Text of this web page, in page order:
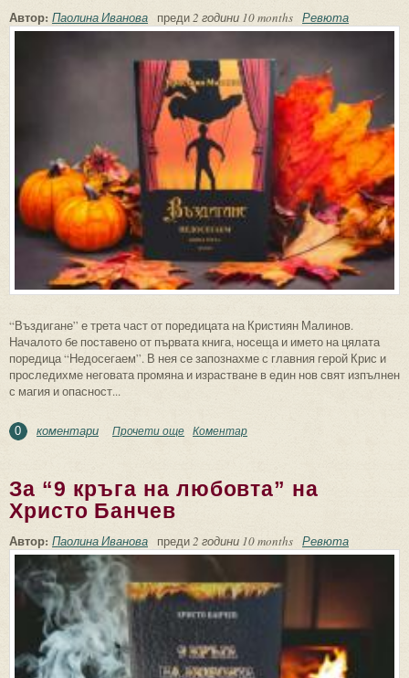
Автор: Паолина Иванова преди2 години 10 months Ревюта
“Въздигане” е трета част от поредицата на Кристиян Малинов.
Началото бе поставено от първата книга, носеща и името на цялата
поредица “Недосегаем”. В нея се запознахме с главния герой Крис и
проследихме неговата промяна и израстване в един нов свят изпълнен
с магия и опасност...
0 коментари Прочети още about За “Въздигане”, книга трета от
Коментар
За “9 кръга на любовта” на
Христо Банчев
Автор: Паолина Иванова преди2 години 10 months Ревюта